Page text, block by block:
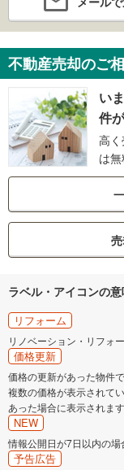
不動産売却のご
い
件
高
は
ラベル・アイコンの
リフォーム
リノベーション・リフォ
価格更新
価格の更新があった物件で
複数の価格が表示されて
あった場合に表示されます
NEW
情報公開日が7日以内の場
予告広告